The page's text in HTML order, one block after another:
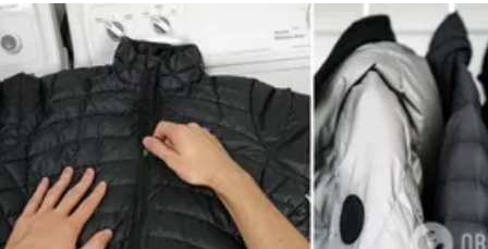
Polityka
Społeczeństwo
Wojna na Ukrainie